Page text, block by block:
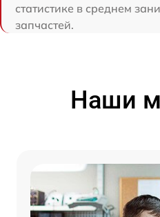
статистике в среднем
запчастей.
Наши